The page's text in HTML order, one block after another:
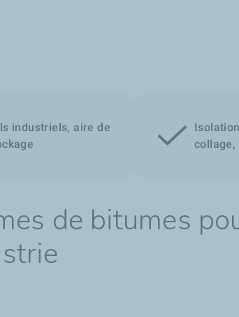
industriels, aire de
collage,
de bitumes